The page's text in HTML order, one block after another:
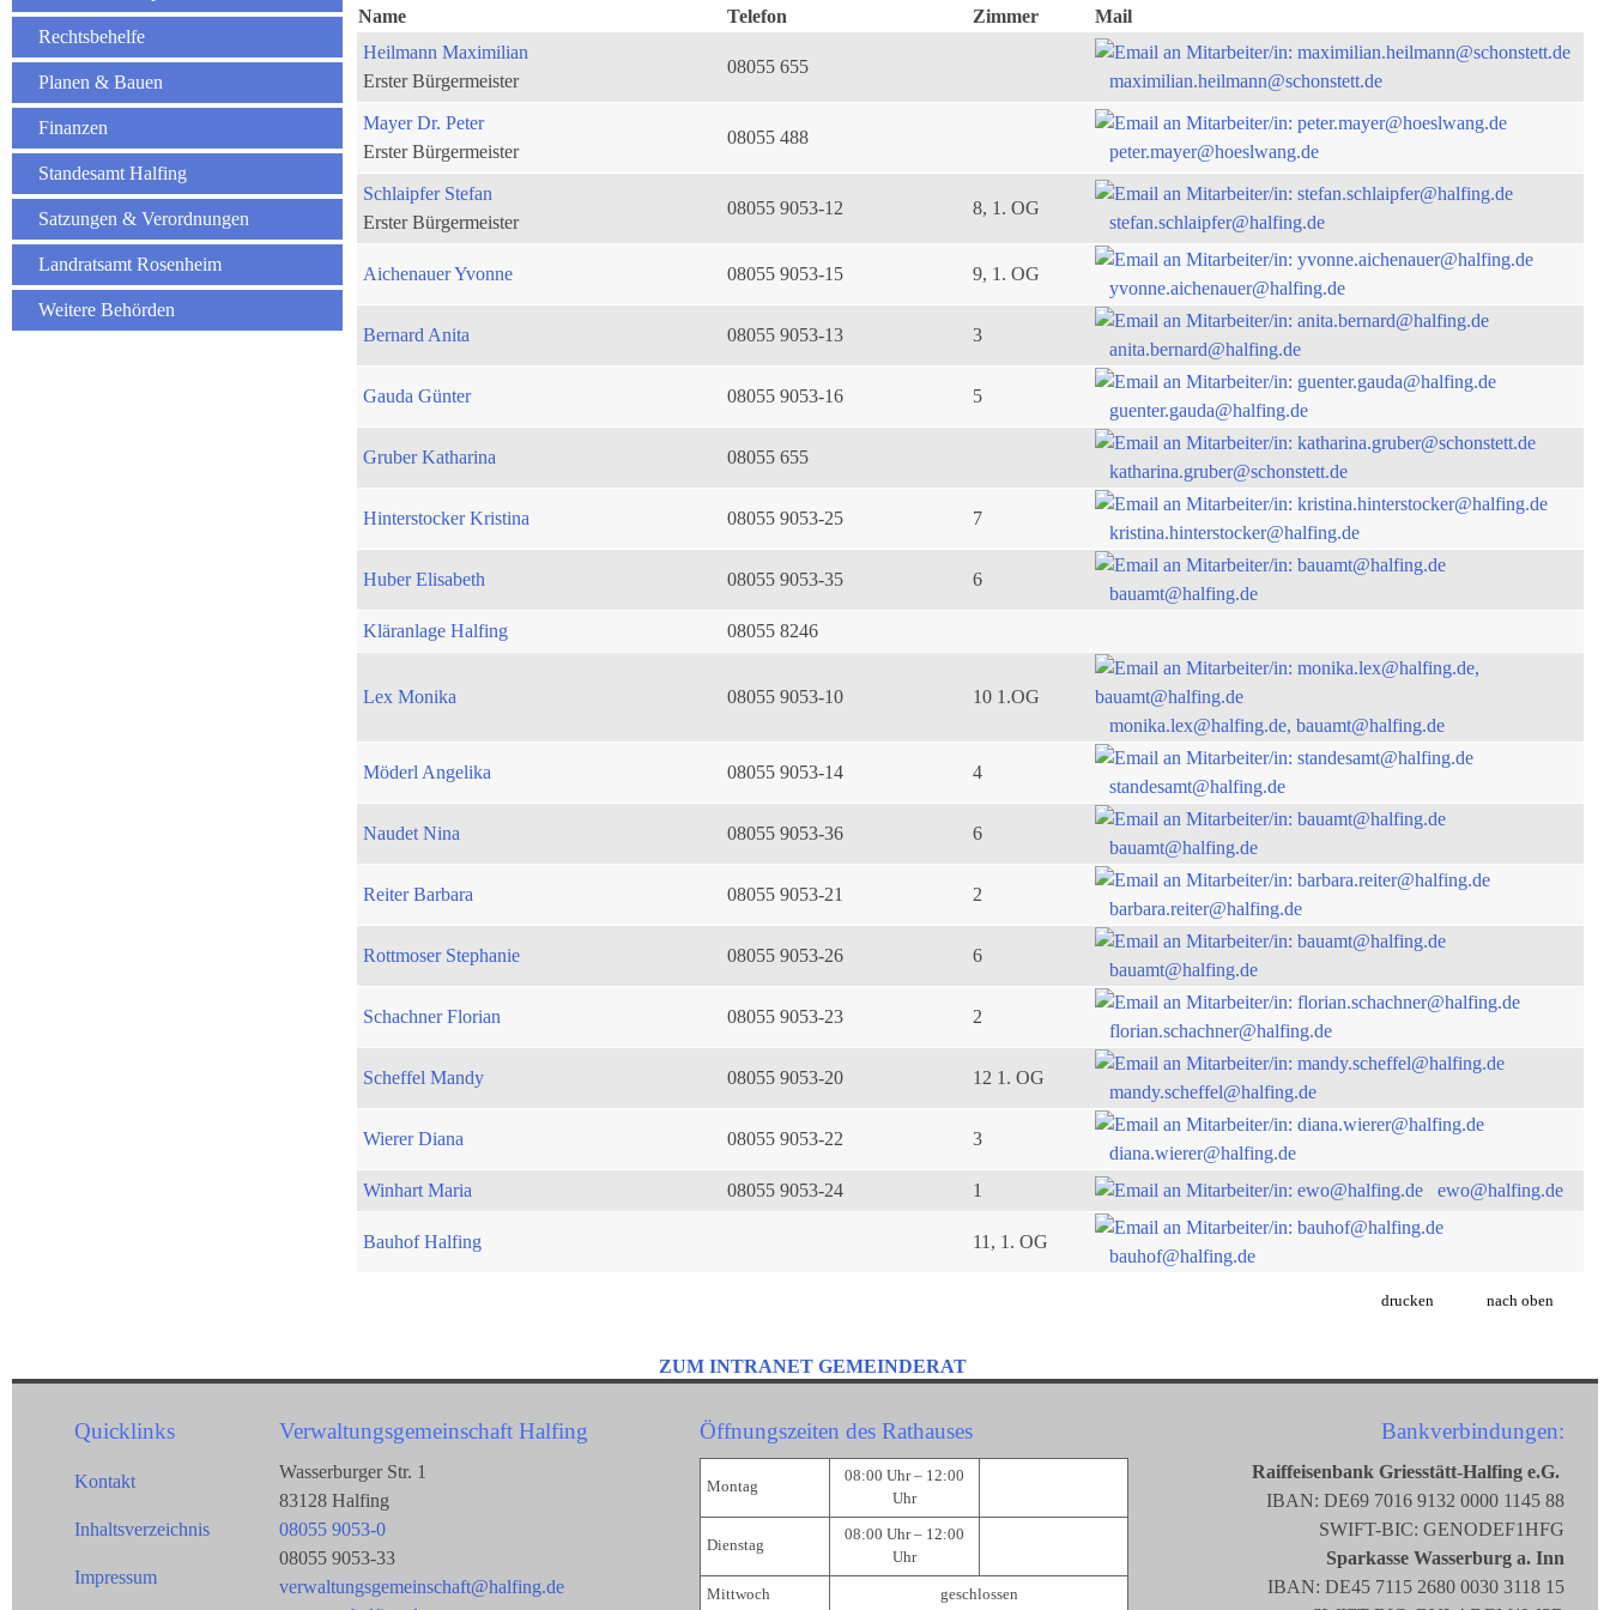
Rechtsbehelfe
Planen & Bauen
Finanzen
Standesamt Halfing
Satzungen & Verordnungen
Landratsamt Rosenheim
Weitere Behörden
Name
Telefon Zimmer
Mail
Heilmann Maximilian
Erster Bürgermeister
08055 655
maximilian.heilmann@schonstett.de
Mayer Dr. Peter
Erster Bürgermeister
08055 488
peter.mayer@hoeslwang.de
Schlaipfer Stefan
Erster Bürgermeister
08055 9053-12 8, 1. OG
stefan.schlaipfer@halfing.de
Aichenauer Yvonne 08055 9053-15 9, 1. OG
yvonne.aichenauer@halfing.de
Bernard Anita 08055 9053-13 3
anita.bernard@halfing.de
Gauda Günter 08055 9053-16 5
guenter.gauda@halfing.de
Gruber Katharina 08055 655
katharina.gruber@schonstett.de
Hinterstocker Kristina 08055 9053-25 7
kristina.hinterstocker@halfing.de
Huber Elisabeth 08055 9053-35 6
bauamt@halfing.de
Kläranlage Halfing
08055 8246
Lex Monika 08055 9053-10
10 1.OG
monika.lex@halfing.de, bauamt@halfing.de
Möderl Angelika 08055 9053-14 4
standesamt@halfing.de
Naudet Nina 08055 9053-36 6
bauamt@halfing.de
Reiter Barbara 08055 9053-21 2
barbara.reiter@halfing.de
Rottmoser Stephanie 08055 9053-26 6
bauamt@halfing.de
Schachner Florian 08055 9053-23 2
florian.schachner@halfing.de
Scheffel Mandy 08055 9053-20 12 1. OG
mandy.scheffel@halfing.de
Wierer Diana 08055 9053-22 3
diana.wierer@halfing.de
Winhart Maria
08055 9053-24 1 ewo@halfing.de
Bauhof Halfing 11, 1. OG
bauhof@halfing.de
drucken nach oben
ZUM INTRANET GEMEINDERAT
Quicklinks
Kontakt
Inhaltsverzeichnis
Impressum
Verwaltungsgemeinschaft Halfing
Wasserburger Str. 1
83128 Halfing
08055 9053-0
08055 9053-33
verwaltungsgemeinschaft@halfing.de
Öffnungszeiten des Rathauses
Montag
08:00 Uhr – 12:00
Uhr
Dienstag
08:00 Uhr – 12:00
Uhr
Mittwoch geschlossen
Bankverbindungen:
Raiffeisenbank Griesstätt-Halfing e.G.
IBAN: DE69 7016 9132 0000 1145 88
SWIFT-BIC: GENODEF1HFG
Sparkasse Wasserburg a. Inn
IBAN: DE45 7115 2680 0030 3118 15